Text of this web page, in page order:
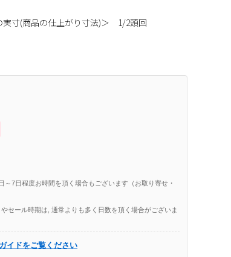
(商品の仕上がり寸法)＞ 1/2頭回
7日程度お時間を頂く場合もございます（お取り寄せ・
セール時期は, 通常よりも多く日数を頂く場合がございま
イドをご覧ください